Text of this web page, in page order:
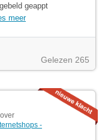
geappt
meer
Gelezen 265
-